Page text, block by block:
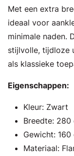
Met een extra
ideaal voor
minimale naden.
stijlvolle, tijdloze
als klassieke
Eigenschappen:
Kleur: Zwart
Breedte: 280
Gewicht: 160
Materiaal: